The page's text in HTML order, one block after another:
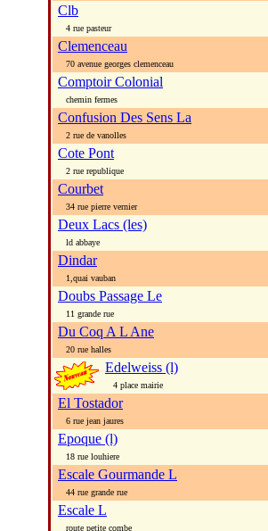
Clb
4 rue pasteur
Clemenceau
70 avenue georges clemenceau
Comptoir Colonial
chemin fermes
Confusion Des Sens La
2 rue de vanolles
Cote Pont
2 rue republique
Courbet
34 rue pierre vernier
Deux Lacs (les)
ld abbaye
Dindar
1,quai vauban
Doubs Passage Le
11 grande rue
Du Coq A L Ane
20 rue halles
Edelweiss (l)
4 place mairie
El Tostador
6 rue jean jaures
Epoque (l)
18 rue louhiere
Escale Gourmande L
44 rue grande rue
Escale L
route petite combe